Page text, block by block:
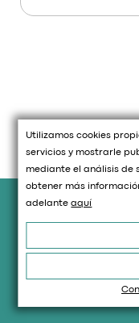
Utilizamos cookies
servicios y mostrarle
mediante el análisis de
obtener más
adelanteaquí